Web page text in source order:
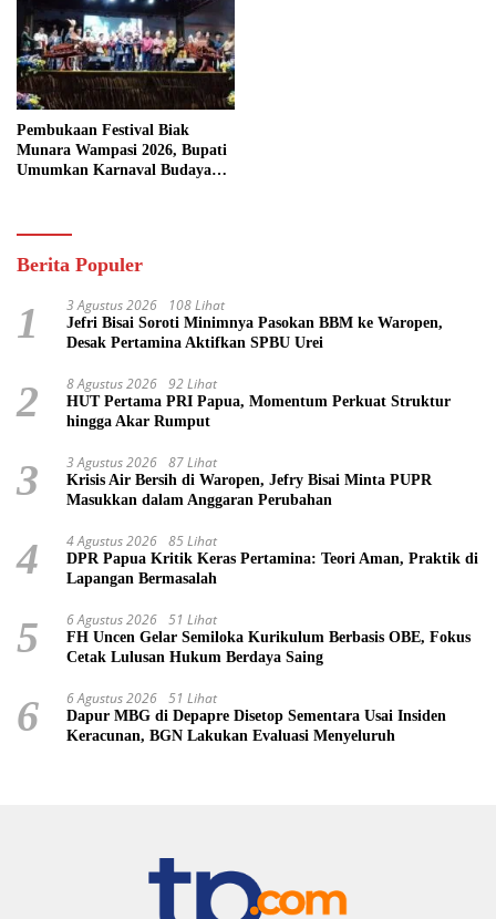
Pembukaan Festival Biak
Munara Wampasi 2026, Bupati
Umumkan Karnaval Budaya
Berita Populer
1 3 Agustus 2026 108 Lihat
Jefri Bisai Soroti Minimnya Pasokan BBM ke Waropen,
Desak Pertamina Aktifkan SPBU Urei
2 8 Agustus 2026 92 Lihat
HUT Pertama PRI Papua, Momentum Perkuat Struktur
hingga Akar Rumput
3 3 Agustus 2026 87 Lihat
Krisis Air Bersih di Waropen, Jefry Bisai Minta PUPR
Masukkan dalam Anggaran Perubahan
4 4 Agustus 2026 85 Lihat
DPR Papua Kritik Keras Pertamina: Teori Aman, Praktik di
Lapangan Bermasalah
5 6 Agustus 2026 51 Lihat
FH Uncen Gelar Semiloka Kurikulum Berbasis OBE, Fokus
Cetak Lulusan Hukum Berdaya Saing
6 6 Agustus 2026 51 Lihat
Dapur MBG di Depapre Disetop Sementara Usai Insiden
Keracunan, BGN Lakukan Evaluasi Menyeluruh